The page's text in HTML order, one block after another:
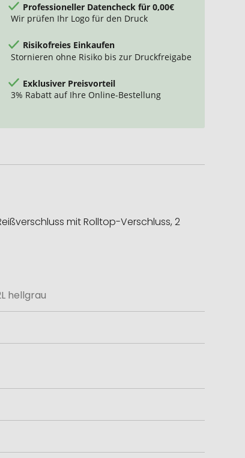
Professioneller Datencheck für 0,00€
Wir prüfen Ihr Logo für den Druck
Risikofreies Einkaufen
Stornieren ohne Risiko bis zur Druckfreigabe
Exklusiver Preisvorteil
3% Rabatt auf Ihre Online-Bestellung
mit Rolltop-Verschluss, 2
hellgrau